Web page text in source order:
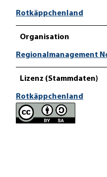
Rotkäppchenland
Organisation
Regionalmanagement
Lizenz (Stammdaten)
Rotkäppchenland